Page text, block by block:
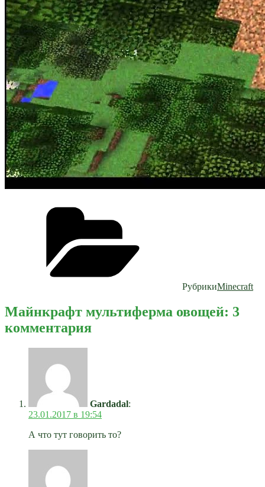
РубрикиMinecraft
Майнкрафт мультиферма овощей: 3
комментария
Gardadal:
23.01.2017 в 19:54
А что тут говорить то?